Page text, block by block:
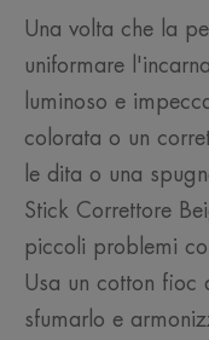
Una volta che la
uniformare
luminoso e
colorata o un
le dita o una
Stick Correttore
piccoli problemi
Usa un cotton fioc
sfumarlo e